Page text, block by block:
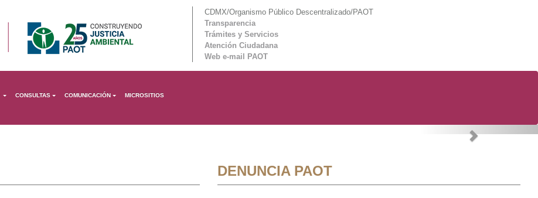
CDMX/Organismo Público Descentralizado/PAOT
Transparencia
Trámites y Servicios
Atención Ciudadana
Web e-mail PAOT
CONSULTAS COMUNICACIÓN MICROSITIOS
Next
DENUNCIA PAOT